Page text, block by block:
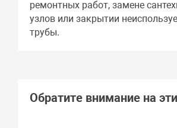
ремонтных работ, замене
узлов или закрытии
трубы.
Обратите внимание на